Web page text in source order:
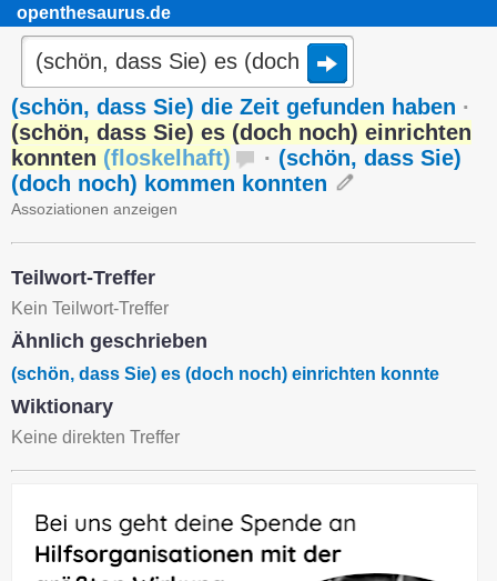
openthesaurus.de
(schön, dass Sie) die Zeit gefunden haben ·
(schön, dass Sie) es (doch noch) einrichten
konnten (floskelhaft) · (schön, dass Sie)
(doch noch) kommen konnten
Assoziationen anzeigen
Teilwort-Treffer
Kein Teilwort-Treffer
Ähnlich geschrieben
(schön, dass Sie) es (doch noch) einrichten konnte
Wiktionary
Keine direkten Treffer